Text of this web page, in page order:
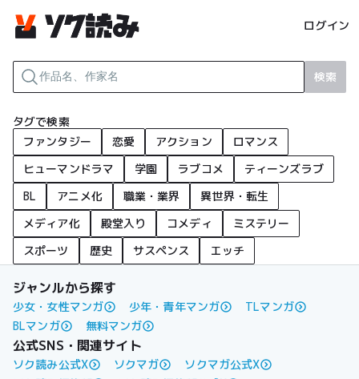
ログイン
検索
タグで検索
ファンタジー
恋愛 アクション
ロマンス
ヒューマンドラマ
学園 ラブコメ
ティーンズラブ
BL
アニメ化 職業・業界
異世界・転生
メディア化
殿堂入り コメディ
ミステリー
スポーツ
歴史 サスペンス エッチ
ジャンルから探す
少女・女性マンガ 少年・青年マンガ
TLマンガ
BLマンガ
無料マンガ
公式SNS・関連サイト
ソク読み公式X ソクマガ
ソクマガ公式X